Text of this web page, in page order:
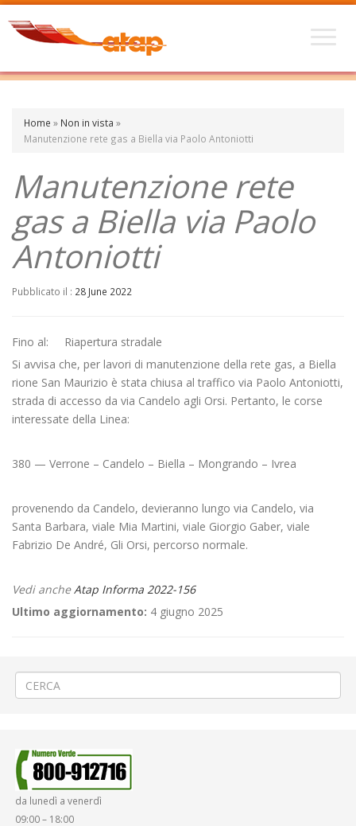
Home » Non in vista »
Manutenzione rete gas a Biella via Paolo Antoniotti
Manutenzione rete
gas a Biella via Paolo
Antoniotti
Pubblicato il : 28 June 2022
Fino al: Riapertura stradale
Si avvisa che, per lavori di manutenzione della rete gas, a Biella
rione San Maurizio è stata chiusa al traffico via Paolo Antoniotti,
strada di accesso da via Candelo agli Orsi. Pertanto, le corse
interessate della Linea:
380 — Verrone – Candelo – Biella – Mongrando – Ivrea
provenendo da Candelo, devieranno lungo via Candelo, via
Santa Barbara, viale Mia Martini, viale Giorgio Gaber, viale
Fabrizio De André, Gli Orsi, percorso normale.
Vedi ancheAtap Informa 2022-156
Ultimo aggiornamento: 4 giugno 2025
da lunedì a venerdì
09:00 – 18:00